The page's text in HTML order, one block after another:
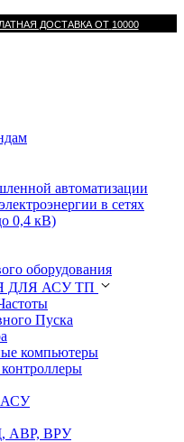
ДОСТАВКА ОТ 10000
автоматизации
в сетях
0,4 кВ)
оборудования
ДЛЯ АСУ ТП
Пуска
компьютеры
АСУ
АВР, ВРУ